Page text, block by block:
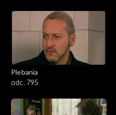
Plebania
odc. 795